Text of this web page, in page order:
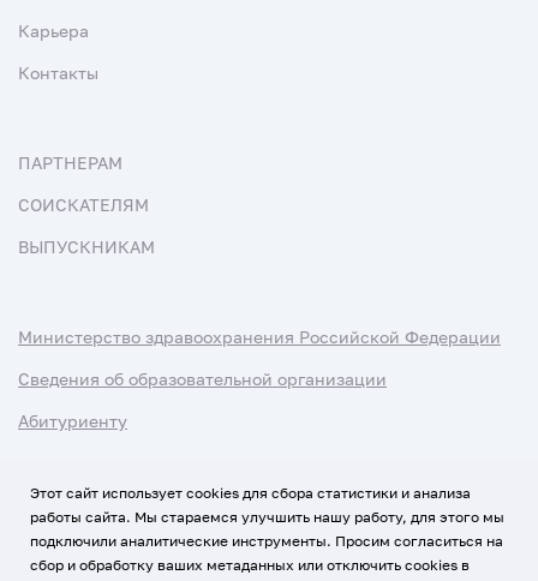
Карьера
Контакты
ПАРТНЕРАМ
СОИСКАТЕЛЯМ
ВЫПУСКНИКАМ
Министерство здравоохранения Российской Федерации
Сведения об образовательной организации
Абитуриенту
Политика обработки персональных данных
Этот сайт использует cookies для сбора статистики и анализа
работы сайта. Мы стараемся улучшить нашу работу, для этого мы
подключили аналитические инструменты. Просим согласиться на
сбор и обработку ваших метаданных или отключить cookies в